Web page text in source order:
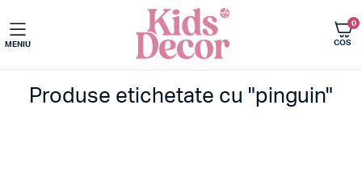
MENIU COS
0
Produse etichetate cu "pinguin"